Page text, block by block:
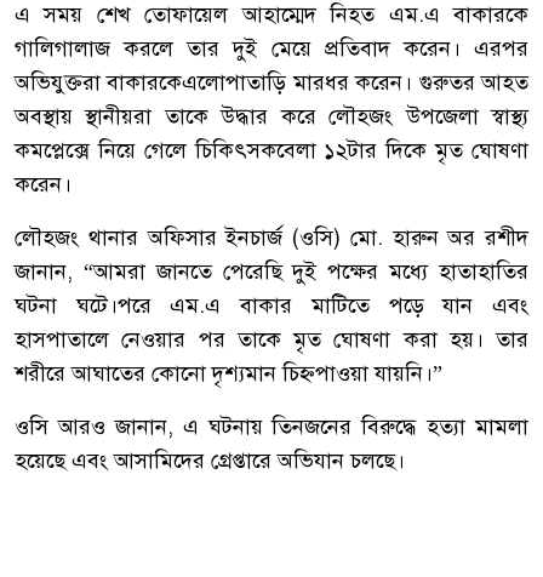
এ
সময় শেখ তোফায়েল আহাম্মেদ নিহত এম.এ বাকারকে
গালিগালাজ করলে তার দুই মেয়ে প্রতিবাদ করেন। এরপর
অভিযুক্তরা বাকারকেএলোপাতাড়ি মারধর করেন। গুরুতর আহত
অবস্থায় স্থানীয়রা তাকে উদ্ধার করে লৌহজং উপজেলা স্বাস্থ্য
কমপ্লেক্সে নিয়ে গেলে চিকিৎসকবেলা ১২টার দিকে মৃত ঘোষণা
করেন।
লৌহজং থানার অফিসার ইনচার্জ(ওসি) মো.হারুন অর রশীদ
জানান, “আমরা জানতে পেরেছি দুই পক্ষের মধ্যে হাতাহাতির
ঘটনা
ঘটে।পরে এম.এ বাকার মাটিতে পড়ে যান
এবং
হাসপাতালে নেওয়ার পর তাকে মৃত ঘোষণা করা হয়। তার
শরীরে আঘাতের কোনো দৃশ্যমান চিহ্নপাওয়া যায়নি।”
ওসি আরও জানান, এ ঘটনায় তিনজনের বিরুদ্ধে হত্যা মামলা
হয়েছে এবং আসামিদের গ্রেপ্তারে অভিযান চলছে।